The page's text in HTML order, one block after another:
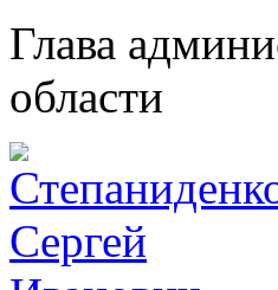
Глава
области